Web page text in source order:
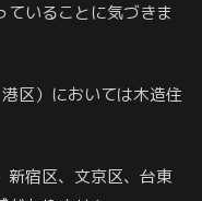
ていることに気づきま
区）においては木造住
新宿区、文京区、台東